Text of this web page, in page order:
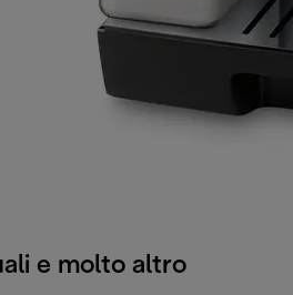
e molto altro